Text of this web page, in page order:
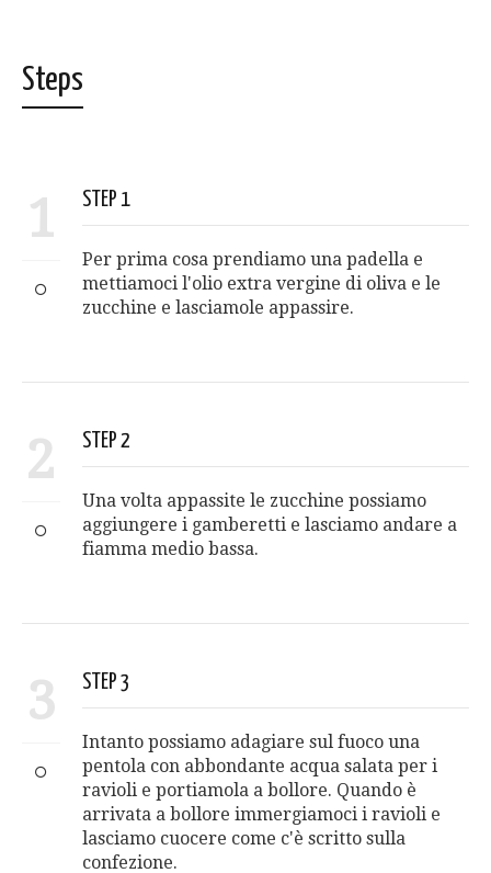
Steps
1 STEP 1
Per prima cosa prendiamo una padella e
mettiamoci l'olio extra vergine di oliva e le
zucchine e lasciamole appassire.
2 STEP 2
Una volta appassite le zucchine possiamo
aggiungere i gamberetti e lasciamo andare a
fiamma medio bassa.
3 STEP 3
Intanto possiamo adagiare sul fuoco una
pentola con abbondante acqua salata per i
ravioli e portiamola a bollore. Quando è
arrivata a bollore immergiamoci i ravioli e
lasciamo cuocere come c'è scritto sulla
confezione.